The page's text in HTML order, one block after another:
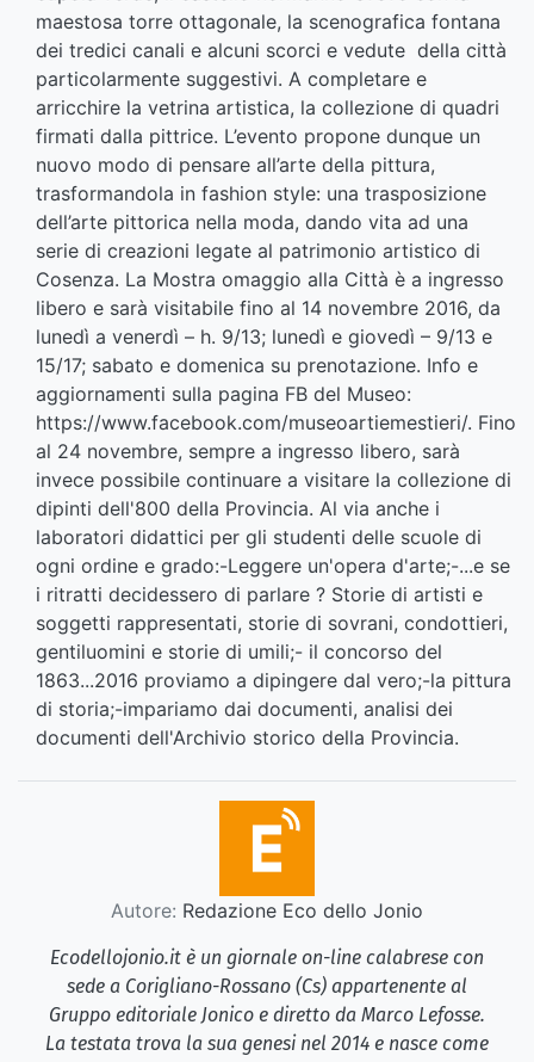
maestosa torre ottagonale, la scenografica fontana
dei tredici canali e alcuni scorci e vedute della città
particolarmente suggestivi. A completare e
arricchire la vetrina artistica, la collezione di quadri
firmati dalla pittrice. L’evento propone dunque un
nuovo modo di pensare all’arte della pittura,
trasformandola in fashion style: una trasposizione
dell’arte pittorica nella moda, dando vita ad una
serie di creazioni legate al patrimonio artistico di
Cosenza. La Mostra omaggio alla Città è a ingresso
libero e sarà visitabile fino al 14 novembre 2016, da
lunedì a venerdì – h. 9/13; lunedì e giovedì – 9/13 e
15/17; sabato e domenica su prenotazione. Info e
aggiornamenti sulla pagina FB del Museo:
https://www.facebook.com/museoartiemestieri/. Fino
al 24 novembre, sempre a ingresso libero, sarà
invece possibile continuare a visitare la collezione di
dipinti dell'800 della Provincia. Al via anche i
laboratori didattici per gli studenti delle scuole di
ogni ordine e grado:-Leggere un'opera d'arte;-...e se
i ritratti decidessero di parlare ? Storie di artisti e
soggetti rappresentati, storie di sovrani, condottieri,
gentiluomini e storie di umili;- il concorso del
1863...2016 proviamo a dipingere dal vero;-la pittura
di storia;-impariamo dai documenti, analisi dei
documenti dell'Archivio storico della Provincia.
Autore: Redazione Eco dello Jonio
Ecodellojonio.it è un giornale on-line calabrese con
sede a Corigliano-Rossano (Cs) appartenente al
Gruppo editoriale Jonico e diretto da Marco Lefosse.
La testata trova la sua genesi nel 2014 e nasce come